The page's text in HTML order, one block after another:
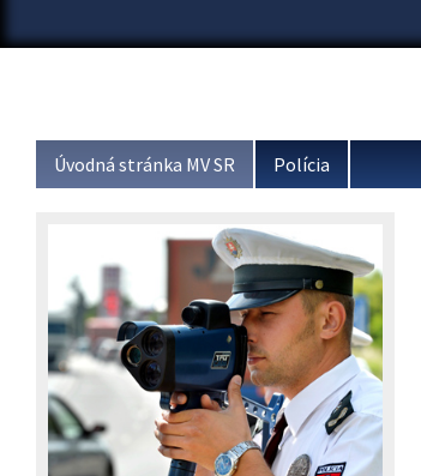
Úvodná stránka MV SR Polícia